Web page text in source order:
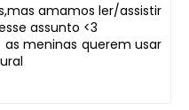
amamos ler/assistir
assunto <3
meninas querem usar